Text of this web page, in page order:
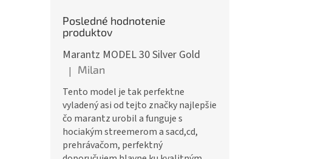
Posledné hodnotenie
produktov
Marantz MODEL 30 Silver Gold
Hodnotenie produktu je 5 z 5 hviezdičiek.
| Milan
Tento model je tak perfektne
vyladený asi od tejto značky najlepšie
čo marantz urobil a funguje s
hociakým streemerom a sacd,cd,
prehrávačom, perfektný